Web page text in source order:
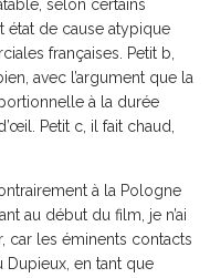
selon certains
de cause atypique
françaises. Petit b,
avec l’argument que la
à la durée
Petit c, il fait chaud,
à la Pologne
au début du film, je n’ai
car les éminents contacts
en tant que